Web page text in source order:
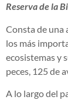
Reserva de la
Consta de una
los más
ecosistemas y
peces, 125 de
A lo largo del